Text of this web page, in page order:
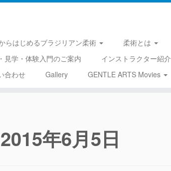
らはじめるブラジリアン柔術 柔術とは
見学・体験入門のご案内
インストラクター紹介
合わせ
Gallery GENTLE ARTS Movies
2015年6月5日